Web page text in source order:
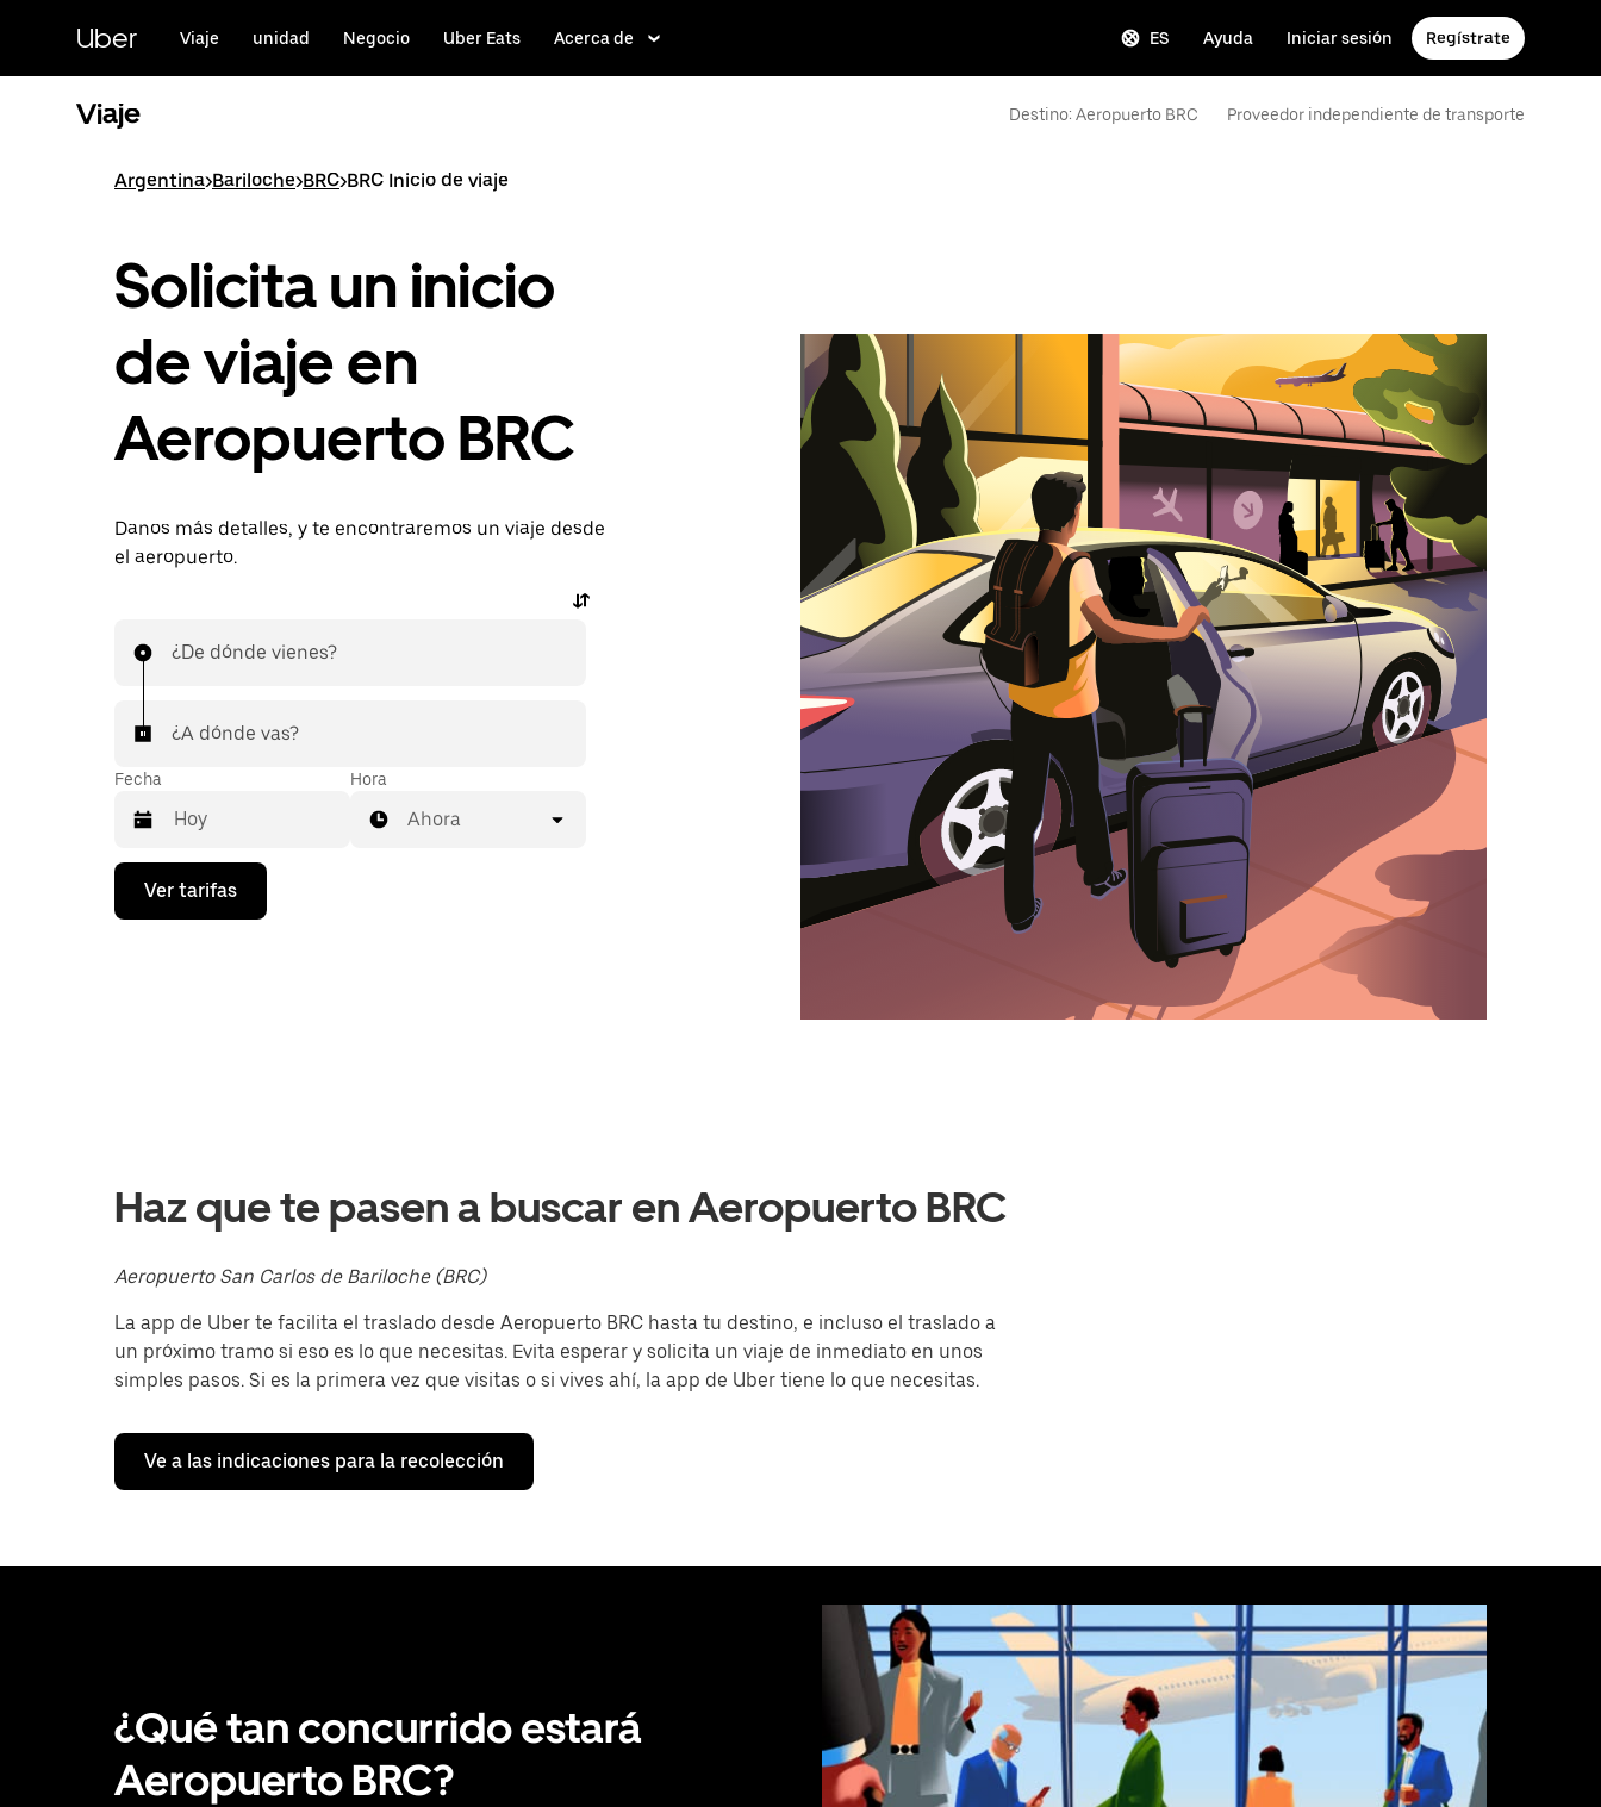
contenido
principal
Uber Viaje unidad Negocio Uber Eats Acerca de ES Ayuda Iniciar sesión Regístrate
Viaje Destino: Aeropuerto BRC Proveedor independiente de transporte
Argentina>Bariloche>BRC>BRC Inicio de viaje
Solicita un inicio
de viaje en
Aeropuerto BRC
Danos más detalles, y te encontraremos un viaje desde
el aeropuerto.
¿De dónde vienes?
¿A dónde vas?
Fecha
Presiona
flecha
la
tecla Esc
el
Hora
Ahora
Ver tarifas
Haz que te pasen a buscar en Aeropuerto BRC
Aeropuerto San Carlos de Bariloche (BRC)
La app de Uber te facilita el traslado desde Aeropuerto BRC hasta tu destino, e incluso el traslado a
un próximo tramo si eso es lo que necesitas. Evita esperar y solicita un viaje de inmediato en unos
simples pasos. Si es la primera vez que visitas o si vives ahí, la app de Uber tiene lo que necesitas.
Ve a las indicaciones para la recolección
¿Qué tan concurrido estará
Aeropuerto BRC?